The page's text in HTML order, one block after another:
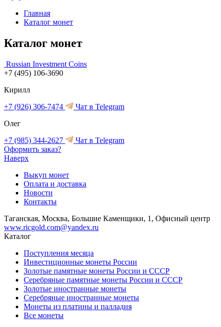
Главная
Каталог монет
Каталог монет
Russian Investment Coins
+7 (495) 106-3690
Кирилл
+7 (926) 306-7474
Чат в Telegram
Олег
+7 (985) 344-2627
Чат в Telegram
Оформить заказ?
Наверх
Выкуп монет
Оплата и доставка
Новости
Контакты
Таганская, Москва, Большие Каменщики, 1, Офисный центр
www.ricgold.com@yandex.ru
Каталог
Поступления месяца
Инвестиционные монеты России
Золотые памятные монеты России и СССР
Серебряные памятные монеты России и СССР
Золотые иностранные монеты
Серебряные иностранные монеты
Монеты из платины и палладия
Все монеты